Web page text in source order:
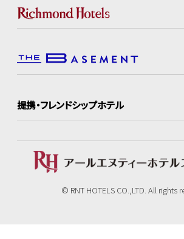
提携・フレンドシップホテル
© RNT HOTELS CO.,LTD. All rights